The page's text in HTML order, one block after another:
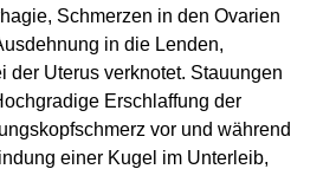
Schmerzen in den Ovarien
in die Lenden,
der Uterus verknotet. Stauungen
Erschlaffung der
vor und während
einer Kugel im Unterleib,